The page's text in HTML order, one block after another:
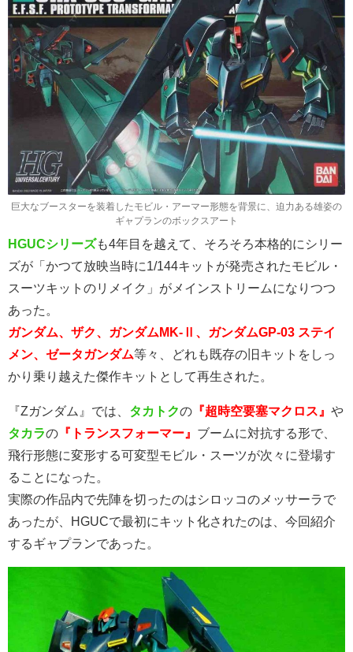
巨大なブースターを装着したモビル・アーマー形態を背景に、迫力ある雄姿の
ギャプランのボックスアート
HGUCシリーズも4年目を越えて、そろそろ本格的にシリー
ズが「かつて放映当時に1/144キットが発売されたモビル・
スーツキットのリメイク」がメインストリームになりつつ
あった。
ガンダム、ザク、ガンダムMK-Ⅱ、ガンダムGP-03 ステイ
メン、ゼータガンダム等々、どれも既存の旧キットをしっ
かり乗り越えた傑作キットとして再生された。
『Zガンダム』では、 タカトクの 『超時空要塞マクロス』 や
タカラの 『トランスフォーマー』 ブームに対抗する形で、
飛行形態に変形する可変型モビル・スーツが次々に登場す
ることになった。
実際の作品内で先陣を切ったのはシロッコのメッサーラで
あったが、HGUCで最初にキット化されたのは、今回紹介
するギャプランであった。